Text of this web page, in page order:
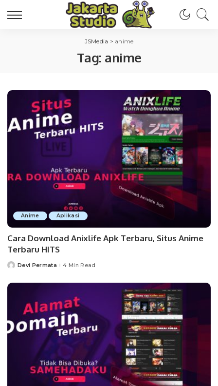
JSMedia > anime
Tag: anime
Anime Aplikasi
Cara Download Anixlife Apk Terbaru, Situs Anime
Terbaru HITS
PostedDevi Permata 4 Min Read